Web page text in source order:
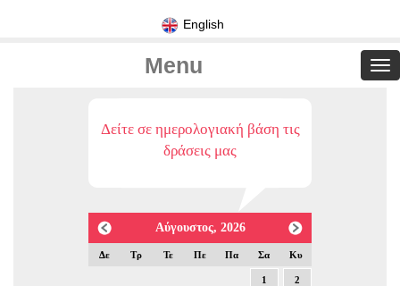
English
Menu
Δείτε σε ημερολογιακή βάση τις
δράσεις μας
Αύγουστος, 2026
Δε Τρ Τε Πε Πα Σα Κυ
1 2